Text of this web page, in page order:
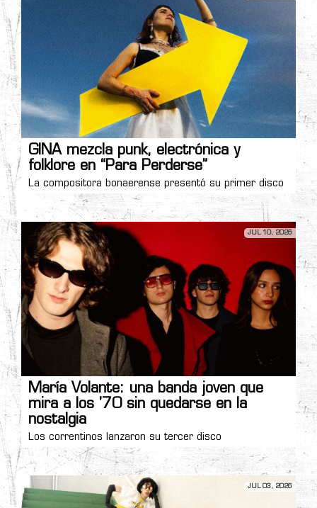
GINA mezcla punk, electrónica y
folklore en “Para Perderse”
La compositora bonaerense presentó su primer disco
JUL 10, 2026
María Volante: una banda joven que
mira a los '70 sin quedarse en la
nostalgia
Los correntinos lanzaron su tercer disco
JUL 03, 2026